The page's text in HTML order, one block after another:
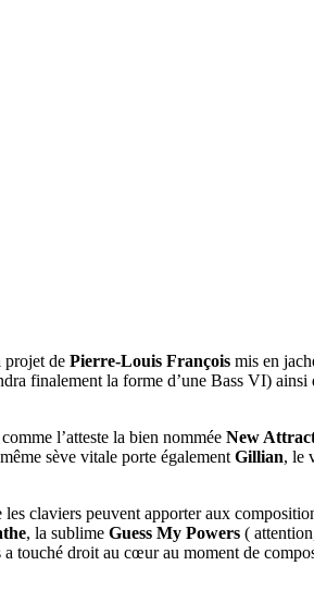
projet de Pierre-Louis François mis en
finalement la forme d’une Bass VI)
l’atteste la bien nommée New
sève vitale porte également Gillian, le
claviers peuvent apporter aux
, la sublime Guess My Powers (
touché droit au cœur au moment de